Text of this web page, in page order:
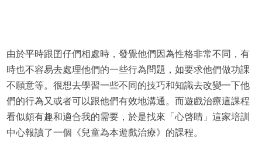
由於平時跟囝仔們相處時，發覺他們因為性格非常不同，有
時也不容易去處理他們的一些行為問題，如要求他們做功課
不願意等。很想去學習一些不同的技巧和知識去改變一下他
們的行為又或者可以跟他們有效地溝通。而遊戲治療這課程
看似頗有趣和適合我的需要，於是找來「心啓睛」這家培訓
中心報讀了一個《兒童為本遊戲治療》的課程。